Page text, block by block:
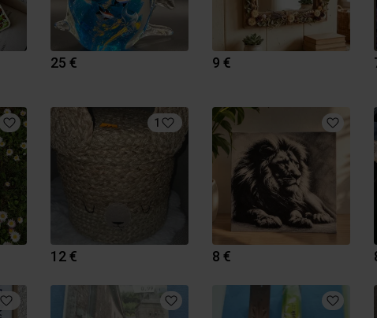
25 € 9 €
1
12 € 8 €